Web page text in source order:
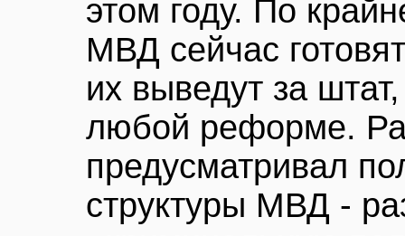
этом году. По
МВД сейчас
их выведут за
любой реформе.
предусматривал
структуры МВД -